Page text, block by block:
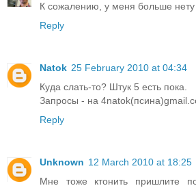
К сожалению, у меня больше
Reply
Natok 25 February 2010 at 04:34
Куда слать-то? Штук 5 есть пока.
Запросы - на
Reply
Unknown 12 March 2010 at 18:25
Мне тоже ктонить пришлите